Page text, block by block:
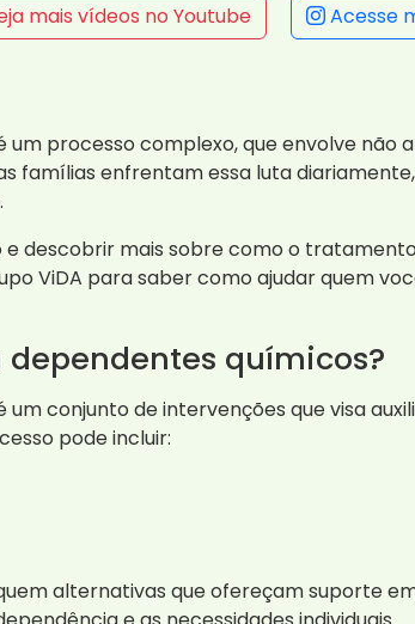
mais vídeos no Youtube Acesse
processo complexo, que envolve não
famílias enfrentam essa luta
e descobrir mais sobre como o
ViDA para saber como ajudar quem
químicos?
conjunto de intervenções que visa
pode incluir:
alternativas que ofereçam suporte